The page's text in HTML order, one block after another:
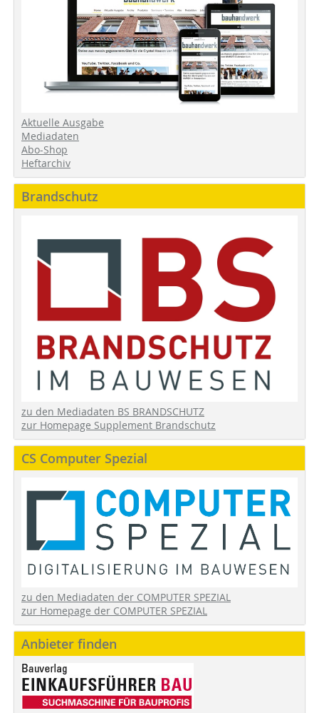
Aktuelle Ausgabe
Mediadaten
Abo-Shop
Heftarchiv
Brandschutz
zu den Mediadaten BS BRANDSCHUTZ
zur Homepage Supplement Brandschutz
CS Computer Spezial
zu den Mediadaten der COMPUTER SPEZIAL
zur Homepage der COMPUTER SPEZIAL
Anbieter finden